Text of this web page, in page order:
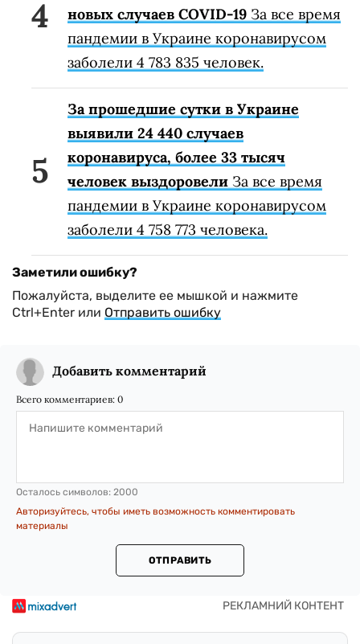
новых случаев COVID-19 За все время
пандемии в Украине коронавирусом
заболели 4 783 835 человек.
За прошедшие сутки в Украине
выявили 24 440 случаев
коронавируса, более 33 тысяч
человек выздоровели За все время
пандемии в Украине коронавирусом
заболели 4 758 773 человека.
Заметили ошибку?
Пожалуйста, выделите ее мышкой и нажмите
Ctrl+Enter или Отправить ошибку
Добавить комментарий
Всего комментариев: 0
Осталось символов: 2000
Авторизуйтесь, чтобы иметь возможность комментировать
материалы
ОТПРАВИТЬ